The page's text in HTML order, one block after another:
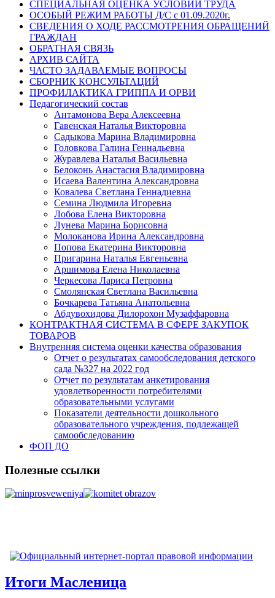
СПЕЦИАЛЬНАЯ ОЦЕНКА УСЛОВИЙ ТРУДА
ОСОБЫЙ РЕЖИМ РАБОТЫ Д/С с 01.09.2020г.
СВЕДЕНИЯ О ХОДЕ РАССМОТРЕНИЯ ОБРАЩЕНИЙ
ГРАЖДАН
ОБРАТНАЯ СВЯЗЬ
АРХИВ САЙТА
ЧАСТО ЗАДАВАЕМЫЕ ВОПРОСЫ
СБОРНИК КОНСУЛЬТАЦИЙ
ПРОФИЛАКТИКА ГРИППА И ОРВИ
Педагогический состав
Антамонова Вера Алексеевна
Гавенская Наталья Викторовна
Садыкова Марина Владимировна
Головкова Галина Геннадьевна
Журавлева Наталья Васильевна
Белоконь Анастасия Владимировна
Исаева Валентина Александровна
Ковалева Светлана Геннадиевна
Семина Людмила Игоревна
Лобова Елена Викторовна
Лунева Марина Борисовна
Молоканова Ирина Александровна
Попова Екатерина Викторовна
Пригарина Наталья Евгеньевна
Аршимова Елена Николаевна
Черкесова Лариса Петровна
Смолянская Светлана Васильевна
Бочкарева Татьяна Анатольевна
Абдувохидова Дилорохон Музаффаровна
КОНТРАКТНАЯ СИСТЕМА В СФЕРЕ ЗАКУПОК
ТОВАРОВ
Внутренняя система оценки качества образования
Отчет о результатах самообследования детского
сада №327 на 2022 год
Отчет по результатам анкетирования
удовлетворенности потребителями
образовательными услугами
Показатели деятельности дошкольного
образовательного учреждения, подлежащей
самообследованию
ФОП ДО
Полезные ссылки
Итоги Масленица